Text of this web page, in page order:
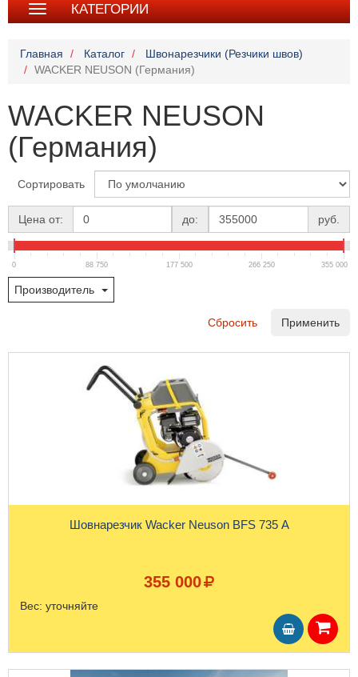
КАТЕГОРИИ
Главная Каталог
Швонарезчики (Резчики швов)
WACKER NEUSON (Германия)
WACKER NEUSON
(Германия)
Сортировать
Цена от: до: руб.
0 88 750 177 500 266 250 355 000
Производитель
Сбросить Применить
Шовнарезчик Wacker Neuson BFS 735 A
355 000
Вес: уточняйте